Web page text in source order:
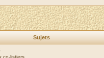
Sujets
co-listiers